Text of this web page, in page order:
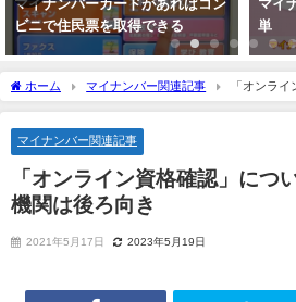
マイナンバーカードがあればコン
ビニで住民票を取得できる
マイ
単
ホーム マイナンバー関連記事
「オンラ
医療機関は後ろ向き
マイナンバー関連記事
「オンライン資格確認」につ
機関は後ろ向き
2021年5月17日 2023年5月19日